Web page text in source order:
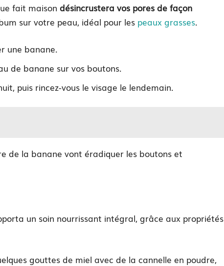
fait maison désincrustera vos pores de façon
sur votre peau, idéal pour les peaux grasses.
une banane.
de banane sur vos boutons.
puis rincez-vous le visage le lendemain.
de la banane vont éradiquer les boutons et
un soin nourrissant intégral, grâce aux propriétés
gouttes de miel avec de la cannelle en poudre,